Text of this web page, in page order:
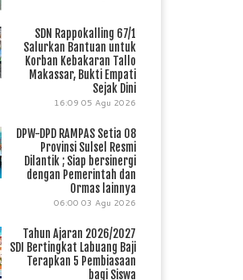
SDN Rappokalling 67/1
Salurkan Bantuan untuk
Korban Kebakaran Tallo
Makassar, Bukti Empati
Sejak Dini
16:09 05 Agu 2026
DPW-DPD RAMPAS Setia 08
Provinsi Sulsel Resmi
Dilantik ; Siap bersinergi
dengan Pemerintah dan
Ormas lainnya
06:00 03 Agu 2026
Tahun Ajaran 2026/2027
SDI Bertingkat Labuang Baji
Terapkan 5 Pembiasaan
bagi Siswa